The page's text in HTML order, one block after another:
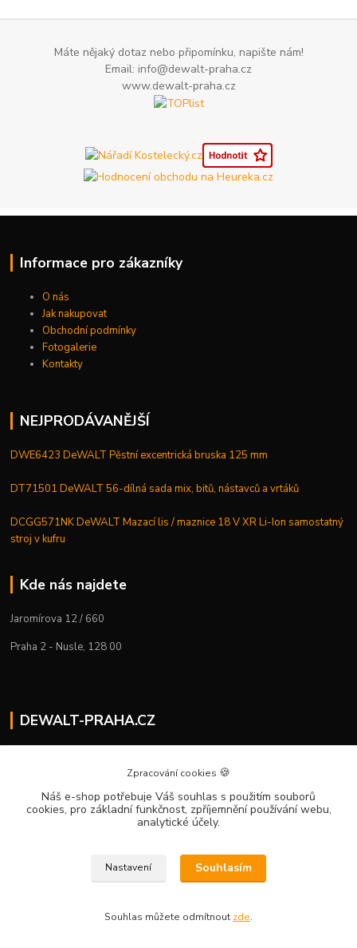
Máte nějaký dotaz nebo připomínku, napište nám!
Email: info@dewalt-praha.cz
www.dewalt-praha.cz
Informace pro zákazníky
O nás
Jak nakupovat
Obchodní podmínky
Fotogalerie
Kontakty
NEJPRODÁVANĚJŠÍ
DWE6423 DeWALT Pěstní excentrická bruska 125 mm
DT71501 DeWALT 56-dílná sada mix, bitů, nástavců a vrtáků
DCGG571NK DeWALT Mazací lis / maznice 18 V XR Li-Ion samostatný
stroj v kufru
Kde nás najdete
Jaromírova 12 / 660
Praha 2 - Nusle, 128 00
DEWALT-PRAHA.CZ
+420 224 936 535
info@dewalt-praha.cz
Zpracování cookies 🍪
Náš e-shop potřebuje Váš souhlas s použitím souborů
cookies, pro základní funkčnost, zpříjemnění používání webu,
analytické účely.
Nastavení Souhlasím
Souhlas můžete odmítnout zde.